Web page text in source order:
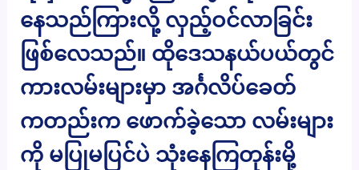
နေသည်ကြားလို့ လှည့်ဝင်လာခြင်း
ဖြစ်လေသည်။ ထိုဒေသနယ်ပယ်တွင်
ကားလမ်းများမှာ အင်္ဂလိပ်ခေတ်
ကတည်းက ဖောက်ခဲ့သော လမ်းများ
ကို မပြုမပြင်ပဲ သုံးနေကြတုန်းမို့